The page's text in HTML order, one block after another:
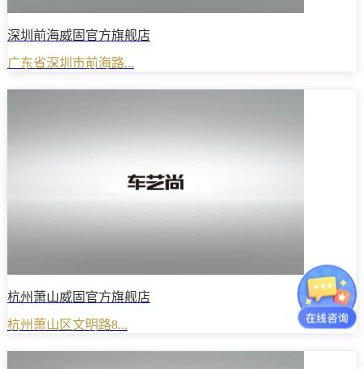
深圳前海威固官方旗舰店
广东省深圳市前海路...
杭州萧山威固官方旗舰店
杭州萧山区文明路8...